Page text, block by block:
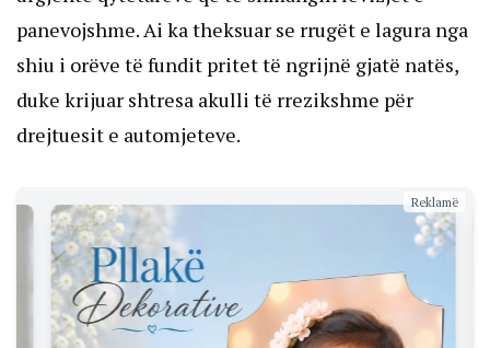
panevojshme. Ai ka theksuar se rrugët e lagura nga
shiu i orëve të fundit pritet të ngrijnë gjatë natës,
duke krijuar shtresa akulli të rrezikshme për
drejtuesit e automjeteve.
Reklamë